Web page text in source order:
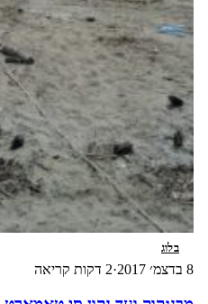
בלוג
8 בדצמ׳ 2017 ·2 דקות קריאה